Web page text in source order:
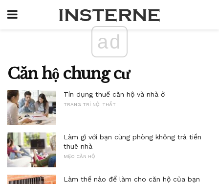
ad
Căn hộ chung cư
Tín dụng thuế căn hộ và nhà ở
TRANG TRÍ NỘI THẤT
Làm gì với bạn cùng phòng không trả tiền
thuê nhà
MẸO CĂN HỘ
Làm thế nào để làm cho căn hộ của bạn